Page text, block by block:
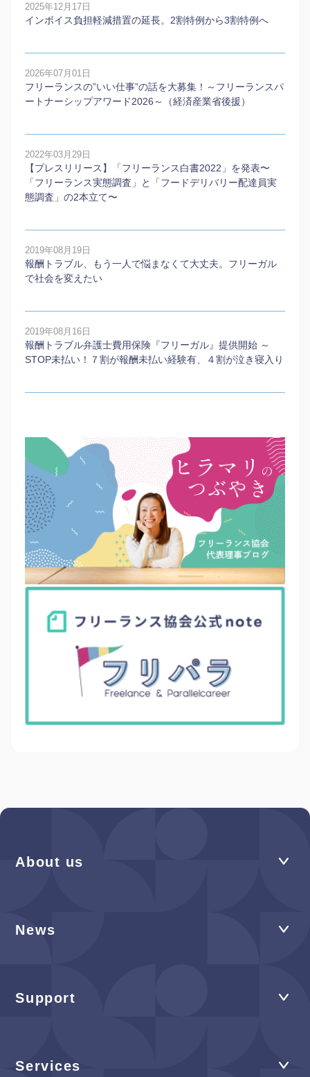
2025年12月17日
インボイス負担軽減措置の延長。2割特例から3割特例へ
2026年07月01日
フリーランスの”いい仕事”の話を大募集！～フリーランスパ
ートナーシップアワード2026～（経済産業省後援）
2022年03月29日
【プレスリリース】「フリーランス白書2022」を発表〜
「フリーランス実態調査」と「フードデリバリー配達員実
態調査」の2本⽴て〜
2019年08月19日
報酬トラブル、もう一人で悩まなくて大丈夫。フリーガル
で社会を変えたい
2019年08月16日
報酬トラブル弁護士費用保険『フリーガル』提供開始 ～
STOP未払い！７割が報酬未払い経験有、４割が泣き寝入り
About us
News
Support
Services